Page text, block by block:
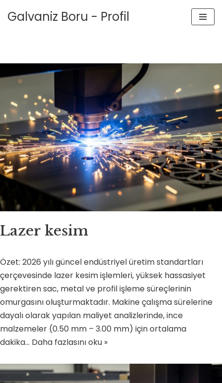
Galvaniz Boru - Profil
Lazer kesim
Özet: 2026 yılı güncel endüstriyel üretim standartları
çerçevesinde lazer kesim işlemleri, yüksek hassasiyet
gerektiren sac, metal ve profil işleme süreçlerinin
omurgasını oluşturmaktadır. Makine çalışma sürelerine
dayalı olarak yapılan maliyet analizlerinde, ince
malzemeler (0.50 mm – 3.00 mm) için ortalama
dakika… Daha fazlasını oku »